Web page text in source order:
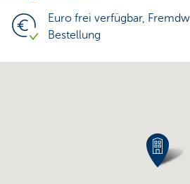
Euro frei verfügbar,
Bestellung